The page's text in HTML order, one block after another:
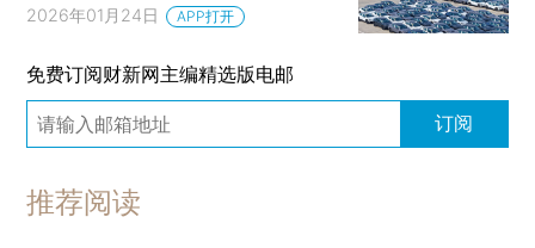
2026年01月24日 APP打开
免费订阅财新网主编精选版电邮
订阅
推荐阅读